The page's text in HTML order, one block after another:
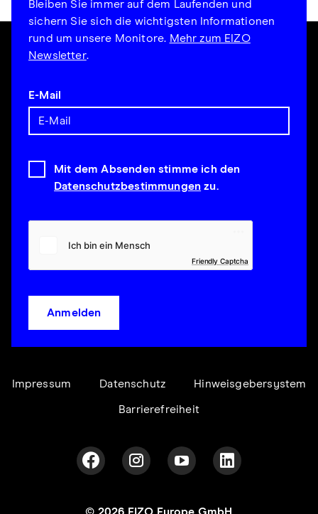
Bleiben Sie immer auf dem Laufenden und
sichern Sie sich die wichtigsten Informationen
rund um unsere Monitore. Mehr zum EIZO
Newsletter.
E-Mail
Mit dem Absenden stimme ich den
Datenschutzbestimmungen zu.
Friendly Captcha
Anmelden
Impressum Datenschutz Hinweisgebersystem
Barrierefreiheit